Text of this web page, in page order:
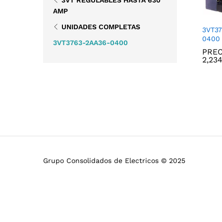
0400
AMP
UNIDADES COMPLETAS
3VT3763-2AA36-0400
Grupo Consolidados de Electricos © 2025